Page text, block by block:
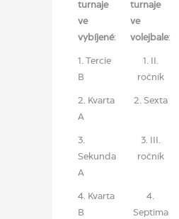
turnaje
ve
vybíjené:
turnaje
ve
volejbale:
1. Tercie
B
1. II.
ročník
2. Kvarta
A
2. Sexta
3.
Sekunda
A
3. III.
ročník
4. Kvarta
B
4.
Septima